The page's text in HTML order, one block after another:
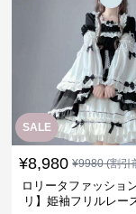
SALE
¥8,980 ¥9980(割引
ロリータファッショ
リ】姫袖フリルレー